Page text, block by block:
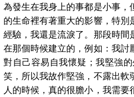
為發生在我身上的事都是小事
的生命裡有著重大的影響，特
經驗，我還是流淚了。那段時
在那個時候建立的，例如：我討
對自己容易自我懷疑；我堅強
笑，所以我故作堅強，不露出
人的時候，真的很膽小，我需